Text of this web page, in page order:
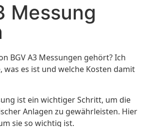
Messung
BGV A3 Messungen gehört? Ich
was es ist und welche Kosten damit
ist ein wichtiger Schritt, um die
Anlagen zu gewährleisten. Hier
sie so wichtig ist.